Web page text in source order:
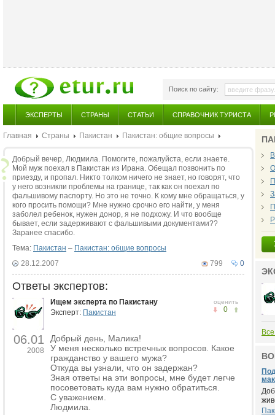
Поиск по сайту:
ЭКСПЕРТЫ СТРАНЫ СТАТЬИ СПРАВОЧНИК ТУРИСТА
Главная Страны Пакистан Пакистан: общие вопросы
Добрый вечер, Людмила. Помогите, пожалуйста, если знаете.
Мой муж поехал в Пакистан из Ирана. Обещал позвонить по
приезду, и пропал. Никто толком ничего не знает, но говорят, что
у него возникли проблемы на границе, так как он поехал по
фальшивому паспорту. Но это не точно. К кому мне обращаться, у
кого просить помощи? Мне нужно срочно его найти, у меня
заболел ребенок, нужен донор, я не подхожу. И что вообще
бывает, если задерживают с фальшивыми документами??
Заранее спасибо.
Тема: Пакистан – Пакистан: общие вопросы
0
799
28.12.2007
Ответы экспертов:
06.01
2008
оценить
0
Ищем эксперта по Пакистану
Эксперт: Пакистан
Добрый день, Малика!
У меня несколько встречных вопросов. Какое
гражданство у вашего мужа?
Откуда вы узнали, что он задержан?
Зная ответы на эти вопросы, мне будет легче
посоветовать куда вам нужно обратиться.
С уважением.
Людмила.